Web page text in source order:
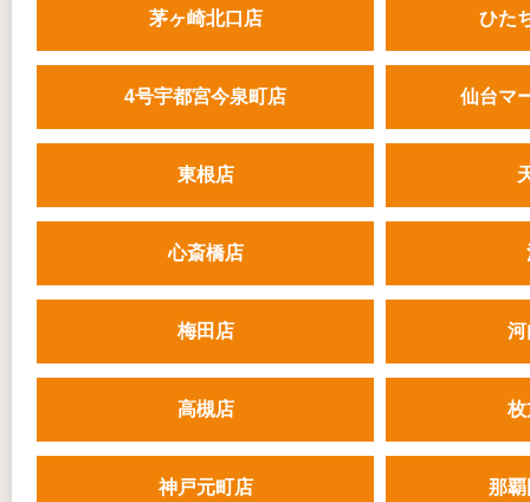
茅ヶ崎北口店 ひた
4号宇都宮今泉町店 仙台マ
東根店
心斎橋店
梅田店 河
高槻店 枚
神戸元町店 那